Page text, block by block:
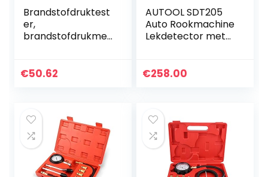
Brandstofdruktest
er,
brandstofdrukmet
installatie
€50.62
AUTOOL SDT205
Auto Rookmachine
Lekdetector met
Brandstofleiding
€258.00